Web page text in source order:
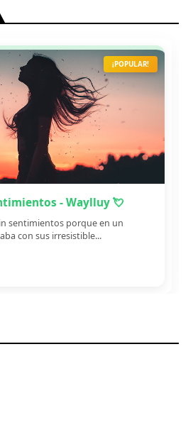
¡POPULAR!
- Waylluy 💘
sentimientos porque en un
con sus irresistible...